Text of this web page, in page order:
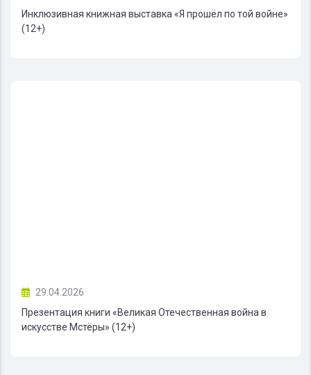
Инклюзивная книжная выставка «Я прошёл по той войне»
(12+)
29.04.2026
Презентация книги «Великая Отечественная война в
искусстве Мстёры» (12+)